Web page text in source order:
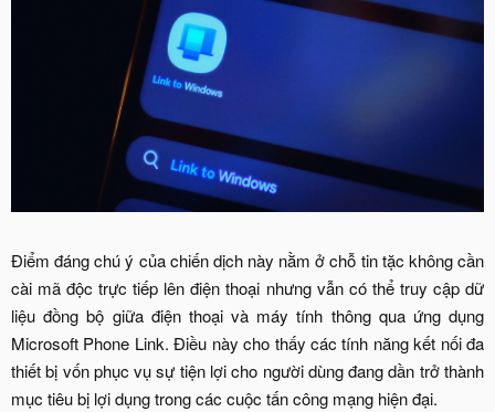
Điểm đáng chú ý của chiến dịch này nằm ở chỗ tin tặc không cần
cài mã độc trực tiếp lên điện thoại nhưng vẫn có thể truy cập dữ
liệu đồng bộ giữa điện thoại và máy tính thông qua ứng dụng
Microsoft Phone Link. Điều này cho thấy các tính năng kết nối đa
thiết bị vốn phục vụ sự tiện lợi cho người dùng đang dần trở thành
mục tiêu bị lợi dụng trong các cuộc tấn công mạng hiện đại.​